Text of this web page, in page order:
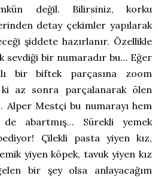
değil. Bilirsiniz, korku
detay çekimler yapılarak
şiddete hazırlanır. Özellikle
sevdiği bir numaradır bu… Eğer
bir biftek parçasına zoom
ki az sonra parçalanarak ölen
Alper Mestçi bu numarayı hem
de abartmış… Sürekli yemek
Çilekli pasta yiyen kız,
yiyen köpek, tavuk yiyen kız
bir şey olsa anlayacağım